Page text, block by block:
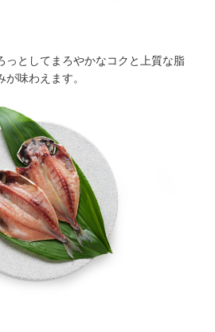
っとしてまろやかなコクと上質な脂
味わえます。